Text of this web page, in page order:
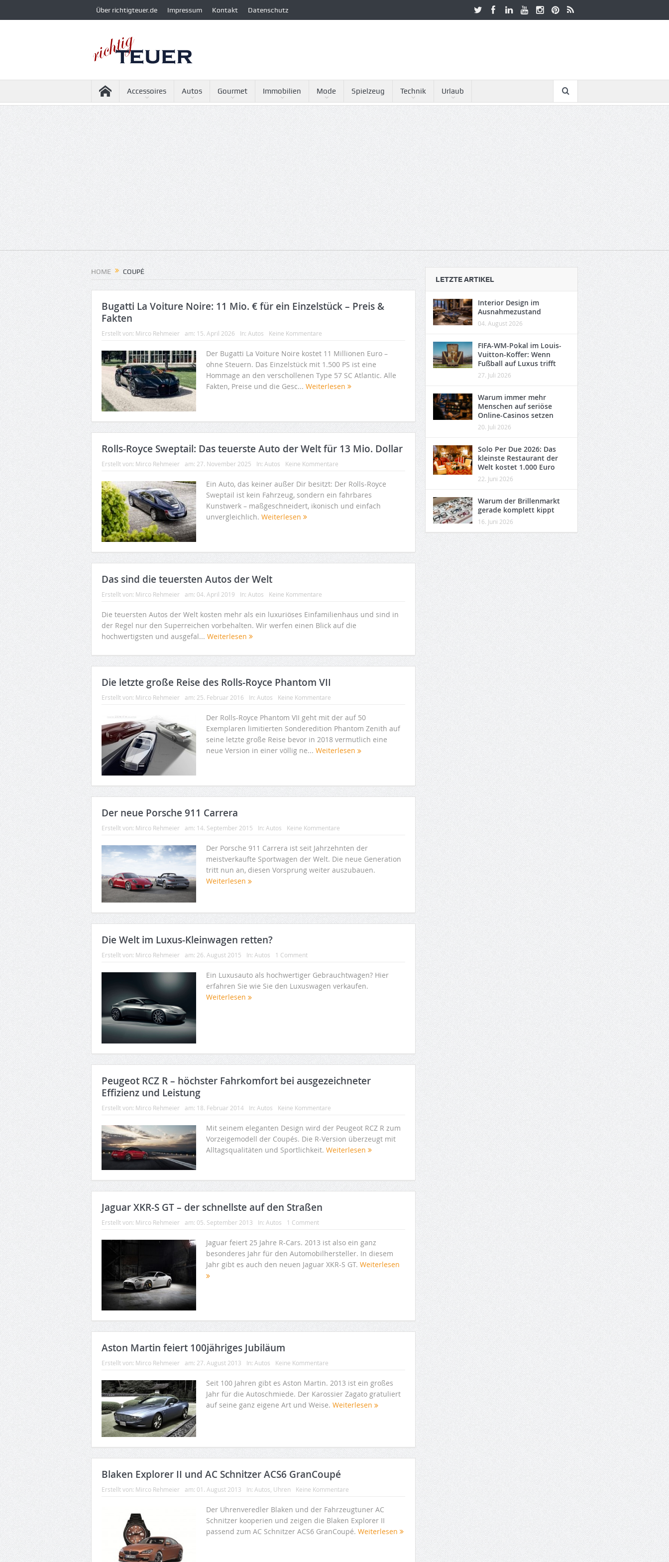
Über richtigteuer.de Impressum Kontakt Datenschutz
Accessoires Autos Gourmet Immobilien Mode Spielzeug Technik Urlaub
HOME COUPÉ
Bugatti La Voiture Noire: 11 Mio. € für ein Einzelstück – Preis &
Fakten
Erstellt von: Mirco Rehmeier am: 15. April 2026 In: Autos Keine Kommentare
Der Bugatti La Voiture Noire kostet 11 Millionen Euro –
ohne Steuern. Das Einzelstück mit 1.500 PS ist eine
Hommage an den verschollenen Type 57 SC Atlantic. Alle
Fakten, Preise und die Gesc... Weiterlesen
Rolls-Royce Sweptail: Das teuerste Auto der Welt für 13 Mio. Dollar
Erstellt von: Mirco Rehmeier am: 27. November 2025 In: Autos Keine Kommentare
Ein Auto, das keiner außer Dir besitzt: Der Rolls-Royce
Sweptail ist kein Fahrzeug, sondern ein fahrbares
Kunstwerk – maßgeschneidert, ikonisch und einfach
unvergleichlich. Weiterlesen
Das sind die teuersten Autos der Welt
Erstellt von: Mirco Rehmeier am: 04. April 2019 In: Autos Keine Kommentare
Die teuersten Autos der Welt kosten mehr als ein luxuriöses Einfamilienhaus und sind in
der Regel nur den Superreichen vorbehalten. Wir werfen einen Blick auf die
hochwertigsten und ausgefal... Weiterlesen
Die letzte große Reise des Rolls-Royce Phantom VII
Erstellt von: Mirco Rehmeier am: 25. Februar 2016 In: Autos Keine Kommentare
Der Rolls-Royce Phantom VII geht mit der auf 50
Exemplaren limitierten Sonderedition Phantom Zenith auf
seine letzte große Reise bevor in 2018 vermutlich eine
neue Version in einer völlig ne... Weiterlesen
Der neue Porsche 911 Carrera
Erstellt von: Mirco Rehmeier am: 14. September 2015 In: Autos Keine Kommentare
Der Porsche 911 Carrera ist seit Jahrzehnten der
meistverkaufte Sportwagen der Welt. Die neue Generation
tritt nun an, diesen Vorsprung weiter auszubauen.
Weiterlesen
Die Welt im Luxus-Kleinwagen retten?
Erstellt von: Mirco Rehmeier am: 26. August 2015 In: Autos 1 Comment
Ein Luxusauto als hochwertiger Gebrauchtwagen? Hier
erfahren Sie wie Sie den Luxuswagen verkaufen.
Weiterlesen
Peugeot RCZ R – höchster Fahrkomfort bei ausgezeichneter
Effizienz und Leistung
Erstellt von: Mirco Rehmeier am: 18. Februar 2014 In: Autos Keine Kommentare
Mit seinem eleganten Design wird der Peugeot RCZ R zum
Vorzeigemodell der Coupés. Die R-Version überzeugt mit
Alltagsqualitäten und Sportlichkeit. Weiterlesen
Jaguar XKR-S GT – der schnellste auf den Straßen
Erstellt von: Mirco Rehmeier am: 05. September 2013 In: Autos 1 Comment
Jaguar feiert 25 Jahre R-Cars. 2013 ist also ein ganz
besonderes Jahr für den Automobilhersteller. In diesem
Jahr gibt es auch den neuen Jaguar XKR-S GT. Weiterlesen
Aston Martin feiert 100jähriges Jubiläum
Erstellt von: Mirco Rehmeier am: 27. August 2013 In: Autos Keine Kommentare
Seit 100 Jahren gibt es Aston Martin. 2013 ist ein großes
Jahr für die Autoschmiede. Der Karossier Zagato gratuliert
auf seine ganz eigene Art und Weise. Weiterlesen
Blaken Explorer II und AC Schnitzer ACS6 GranCoupé
Erstellt von: Mirco Rehmeier am: 01. August 2013 In: Autos Uhren Keine Kommentare
Der Uhrenveredler Blaken und der Fahrzeugtuner AC
Schnitzer kooperien und zeigen die Blaken Explorer II
passend zum AC Schnitzer ACS6 GranCoupé. Weiterlesen
LETZTE ARTIKEL
Interior Design im
Ausnahmezustand
04. August 2026
FIFA-WM-Pokal im Louis-
Vuitton-Koffer: Wenn
Fußball auf Luxus trifft
27. Juli 2026
Warum immer mehr
Menschen auf seriöse
Online-Casinos setzen
20. Juli 2026
Solo Per Due 2026: Das
kleinste Restaurant der
Welt kostet 1.000 Euro
22. Juni 2026
Warum der Brillenmarkt
gerade komplett kippt
16. Juni 2026